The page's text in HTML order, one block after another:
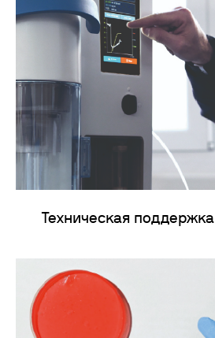
Техническая поддержка